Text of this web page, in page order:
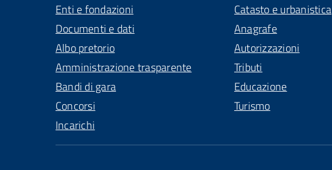
Enti e fondazioni
Documenti e dati
Albo pretorio
Amministrazione trasparente
Bandi di gara
Concorsi
Incarichi
Catasto e urbanistica
Anagrafe
Autorizzazioni
Tributi
Educazione
Turismo